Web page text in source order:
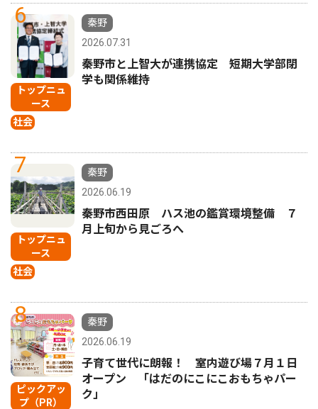
6
トップニュ
ース
社会
秦野
2026.07.31
秦野市と上智大が連携協定 短期大学部閉
学も関係維持
7
トップニュ
ース
社会
秦野
2026.06.19
秦野市西田原 ハス池の鑑賞環境整備 ７
月上旬から見ごろへ
8
ピックアッ
プ（PR）
秦野
2026.06.19
子育て世代に朗報！ 室内遊び場７月１日
オープン 「はだのにこにこおもちゃパー
ク」